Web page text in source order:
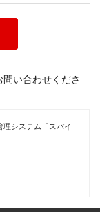
い合わせくださ
理システム「スパイ